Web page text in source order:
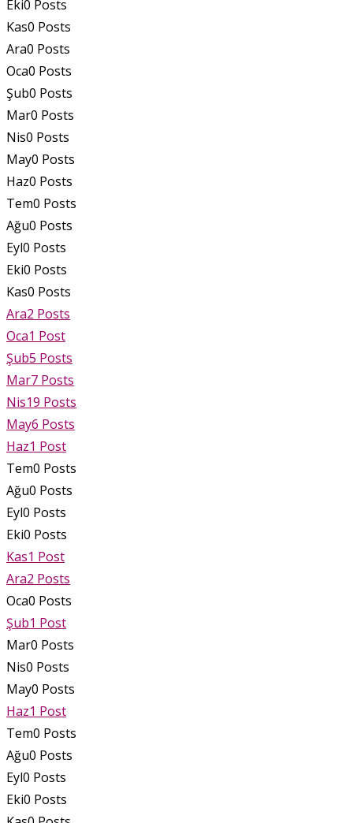
Eki0 Posts
Kas0 Posts
Ara0 Posts
Oca0 Posts
Şub0 Posts
Mar0 Posts
Nis0 Posts
May0 Posts
Haz0 Posts
Tem0 Posts
Ağu0 Posts
Eyl0 Posts
Eki0 Posts
Kas0 Posts
Ara2 Posts
Oca1 Post
Şub5 Posts
Mar7 Posts
Nis19 Posts
May6 Posts
Haz1 Post
Tem0 Posts
Ağu0 Posts
Eyl0 Posts
Eki0 Posts
Kas1 Post
Ara2 Posts
Oca0 Posts
Şub1 Post
Mar0 Posts
Nis0 Posts
May0 Posts
Haz1 Post
Tem0 Posts
Ağu0 Posts
Eyl0 Posts
Eki0 Posts